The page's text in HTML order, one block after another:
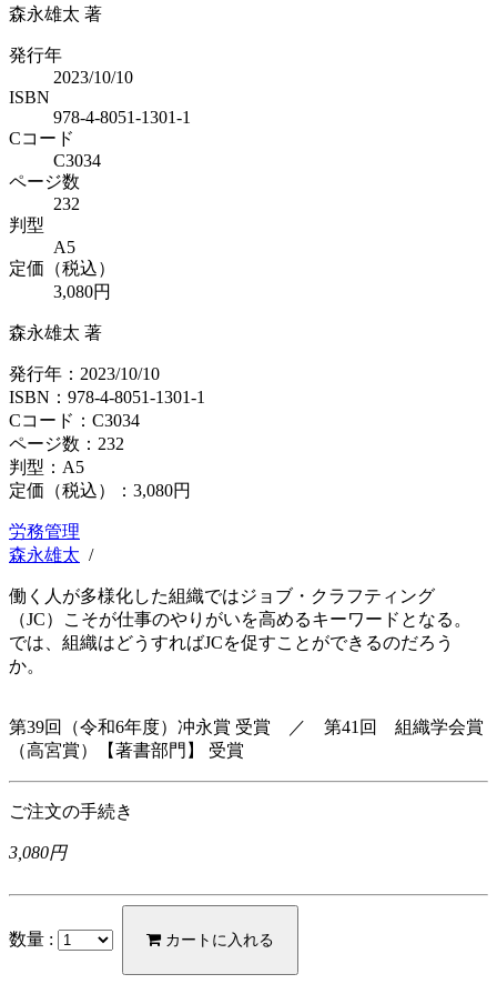
森永雄太 著
発行年
2023/10/10
ISBN
978-4-8051-1301-1
Cコード
C3034
ページ数
232
判型
A5
定価（税込）
3,080円
森永雄太 著
発行年：2023/10/10
ISBN：978-4-8051-1301-1
Cコード：C3034
ページ数：232
判型：A5
定価（税込）： 3,080円
労務管理
森永雄太 /
働く人が多様化した組織ではジョブ・クラフティング
（JC）こそが仕事のやりがいを高めるキーワードとなる。
では、組織はどうすればJCを促すことができるのだろう
か。
第39回（令和6年度）冲永賞 受賞 ／ 第41回 組織学会賞
（高宮賞）【著書部門】 受賞
ご注文の手続き
3,080円
数量 : カートに入れる